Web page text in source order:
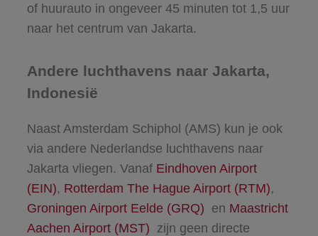
of huurauto in ongeveer 45 minuten tot 1,5 uur
naar het centrum van Jakarta.
Andere luchthavens naar Jakarta,
Indonesië
Naast Amsterdam Schiphol (AMS) kun je ook
via andere Nederlandse luchthavens naar
Jakarta vliegen. Vanaf Eindhoven Airport
(EIN), Rotterdam The Hague Airport (RTM),
Groningen Airport Eelde (GRQ) en Maastricht
Aachen Airport (MST) zijn geen directe